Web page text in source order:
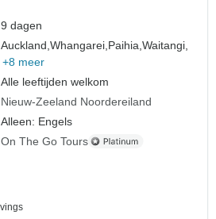
9 dagen
Auckland,Whangarei, Paihia,Waitangi,
+8 meer
Alle leeftijden welkom
Nieuw-Zeeland Noordereiland
Alleen: Engels
On The Go Tours